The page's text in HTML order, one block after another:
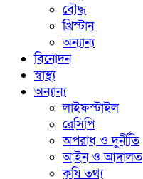
বৌদ্ধ
খ্রিস্টান
অন্যান্য
বিনোদন
স্বাস্থ্য
অন্যান্য
লাইফস্টাইল
রেসিপি
অপরাধ ও দুর্নীতি
আইন ও আদালত
কৃষি তথ্য